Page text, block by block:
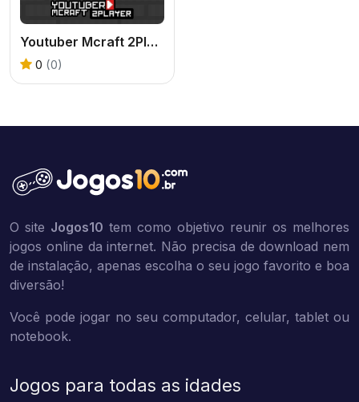
Youtuber Mcraft 2Player
0 (0)
O site Jogos10 tem como objetivo reunir os melhores
jogos online da internet. Não precisa de download nem
de instalação, apenas escolha o seu jogo favorito e boa
diversão!
Você pode jogar no seu computador, celular, tablet ou
notebook.
Jogos para todas as idades